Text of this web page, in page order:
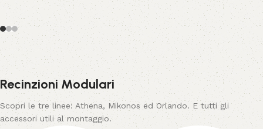
Recinzioni Modulari
Scopri le tre linee: Athena, Mikonos ed Orlando. E tutti gli
accessori utili al montaggio.